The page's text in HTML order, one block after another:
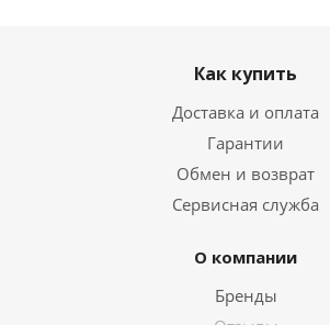
Как купить
Доставка и оплата
Гарантии
Обмен и возврат
Сервисная служба
О компании
Бренды